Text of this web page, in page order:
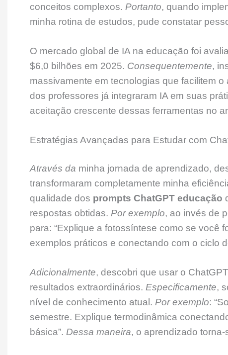
conceitos complexos. Portanto, quando
minha rotina de estudos, pude constatar
O mercado global de IA na educação foi
$6,0 bilhões em 2025. Consequentemente,
massivamente em tecnologias que facilitem
dos professores já integraram IA em suas
aceitação crescente dessas ferramentas no
Estratégias Avançadas para Estudar com
Através da minha jornada de aprendizado,
transformaram completamente minha
qualidade dos prompts ChatGPT educação
respostas obtidas. Por exemplo, ao invés de
para: “Explique a fotossíntese como se você
exemplos práticos e conectando com o ciclo
Adicionalmente, descobri que usar o
resultados extraordinários. Especificamente,
nível de conhecimento atual. Por exemplo:
semestre. Explique termodinâmica
básica”. Dessa maneira, o aprendizado